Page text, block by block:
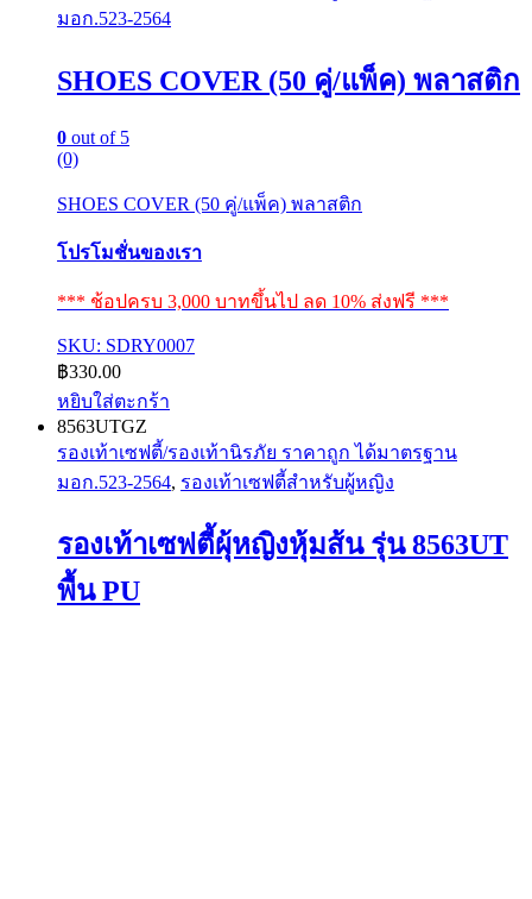
มอก.523-2564
SHOES COVER (50 คู่/แพ็ค) พลาสติก
0 out of 5
(0)
SHOES COVER (50 คู่/แพ็ค) พลาสติก
โปรโมชั่นของเรา
*** ช้อปครบ 3,000 บาทขึ้นไป ลด 10% ส่งฟรี ***
SKU: SDRY0007
฿330.00
หยิบใส่ตะกร้า
8563UTGZ
รองเท้าเซฟตี้/รองเท้านิรภัย ราคาถูก ได้มาตรฐาน
มอก.523-2564, รองเท้าเซฟตี้สำหรับผู้หญิง
รองเท้าเซฟตี้ผุ้หญิงหุ้มส้น รุ่น 8563UT
พื้น PU